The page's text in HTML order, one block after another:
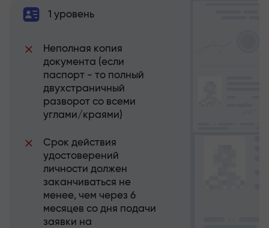
1 уровень
Неполная копия
документа (если
паспорт - то полный
двухстраничный
разворот со всеми
углами/краями)
Срок действия
удостоверений
личности должен
заканчиваться не
менее, чем через 6
месяцев со дня подачи
заявки на